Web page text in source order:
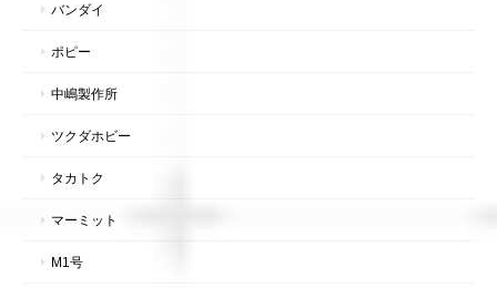
バンダイ
ポピー
中嶋製作所
ツクダホビー
タカトク
マーミット
M1号